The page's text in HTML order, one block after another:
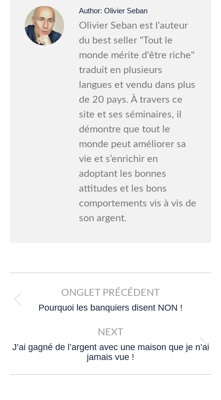
Author: Olivier Seban
Olivier Seban est l'auteur
du best seller "Tout le
monde mérite d'être riche"
traduit en plusieurs
langues et vendu dans plus
de 20 pays. À travers ce
site et ses séminaires, il
démontre que tout le
monde peut améliorer sa
vie et s’enrichir en
adoptant les bonnes
attitudes et les bons
comportements vis à vis de
son argent.
navigationONGLET PRÉCÉDENT
Previous
Pourquoi les banquiers disent NON !
NEXT
Next
J’ai gagné de l’argent avec une maison que je n’ai
jamais vue !